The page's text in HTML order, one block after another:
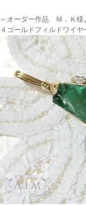
～オーダー作品 Ｍ．Ｋ
４ゴールドフィルドワイヤ